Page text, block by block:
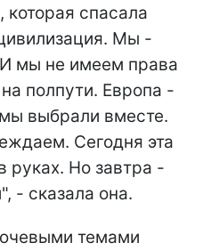
спасала
Мы -
мы не имеем права
полпути. Европа -
выбрали вместе.
Сегодня эта
руках. Но завтра -
- сказала она.
темами